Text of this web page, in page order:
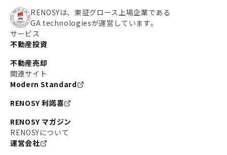
RENOSYは、東証グロース上場企業である
GA technologiesが運営しています。
サービス
不動産投資
不動産売却
関連サイト
Modern Standard
RENOSY 利諾喜
RENOSY マガジン
RENOSYについて
運営会社